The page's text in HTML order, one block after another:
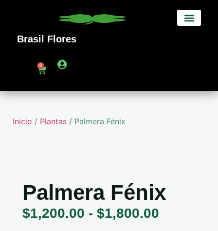
Brasil Flores
0
Inicio / Plantas / Palmera Fénix
Palmera Fénix
$1,200.00 - $1,800.00